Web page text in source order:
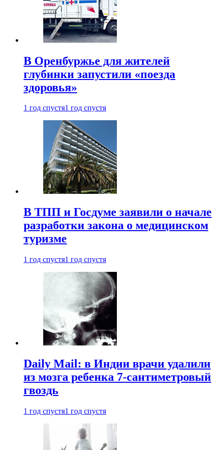
В Оренбуржье для жителей
глубинки запустили «поезда
здоровья»
1 год спустя1 год спустя
В ТПП и Госдуме заявили о начале
разработки закона о медицинском
туризме
1 год спустя1 год спустя
Daily Mail: в Индии врачи удалили
из мозга ребенка 7-сантиметровый
гвоздь
1 год спустя1 год спустя